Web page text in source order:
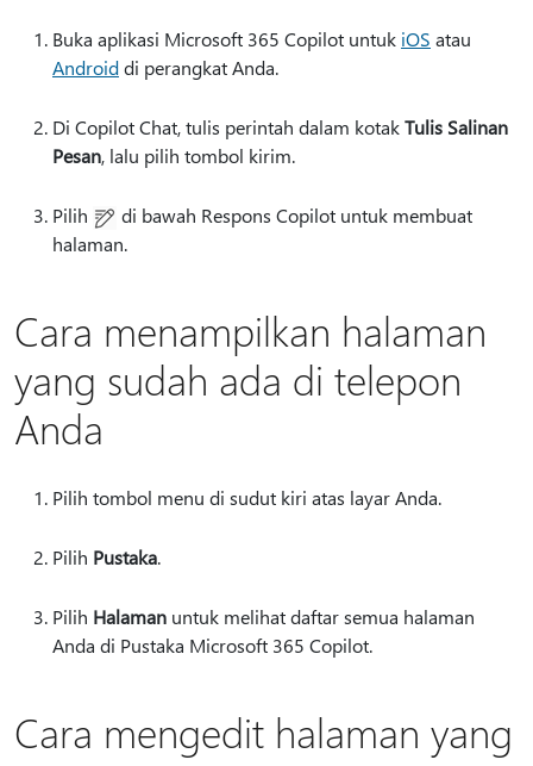
Buka aplikasi Microsoft 365 Copilot untuk iOS atau
Androiddi perangkat Anda.
Di Copilot Chat, tulis perintah dalam kotakTulis Salinan
Pesan, lalu pilih tombol kirim.
Pilih
di bawah Respons Copilot untuk membuat
halaman.
Cara menampilkan halaman
yang sudah ada di telepon
Anda
Pilih tombol menu di sudut kiri atas layar Anda.
Pilih Pustaka.
Pilih Halaman untuk melihat daftar semua halaman
Anda di Pustaka Microsoft 365 Copilot.
Cara mengedit halaman yang